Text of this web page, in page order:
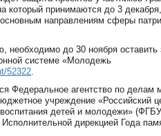
который принимаются до 3
направлениям сферы
необходимо до 30 ноября оставить
системе «Молодежь
52322
Федеральное агентство по делам
учреждение «Российский
воспитания детей и молодежи» (ФГБУ
дирекцией Года